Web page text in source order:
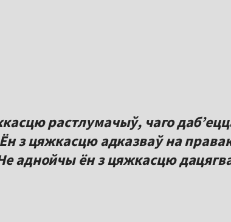
растлумачыў, чаго
з цяжкасцю адказваў на
аднойчы ён з цяжкасцю